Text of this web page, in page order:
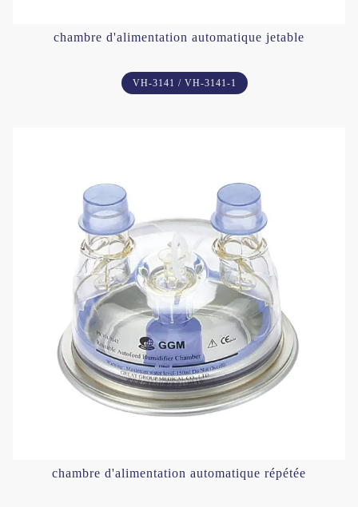
chambre d'alimentation automatique jetable
VH-3141 / VH-3141-1
chambre d'alimentation automatique répétée